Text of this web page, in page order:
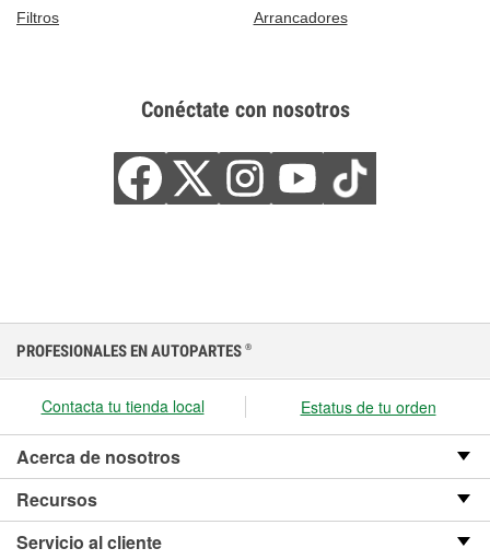
Filtros
Arrancadores
Conéctate con nosotros
PROFESIONALES EN AUTOPARTES ®
Contacta tu tienda local Estatus de tu orden
Acerca de nosotros
Recursos
Servicio al cliente